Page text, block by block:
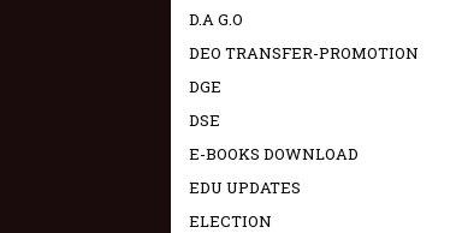
D.A G.O
DEO TRANSFER-PROMOTION
DGE
DSE
E-BOOKS DOWNLOAD
EDU UPDATES
ELECTION